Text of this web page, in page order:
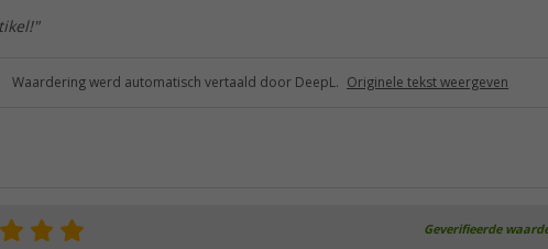
Waardering werd automatisch vertaald door DeepL. Originele tekst weergeven
Geverifieerde